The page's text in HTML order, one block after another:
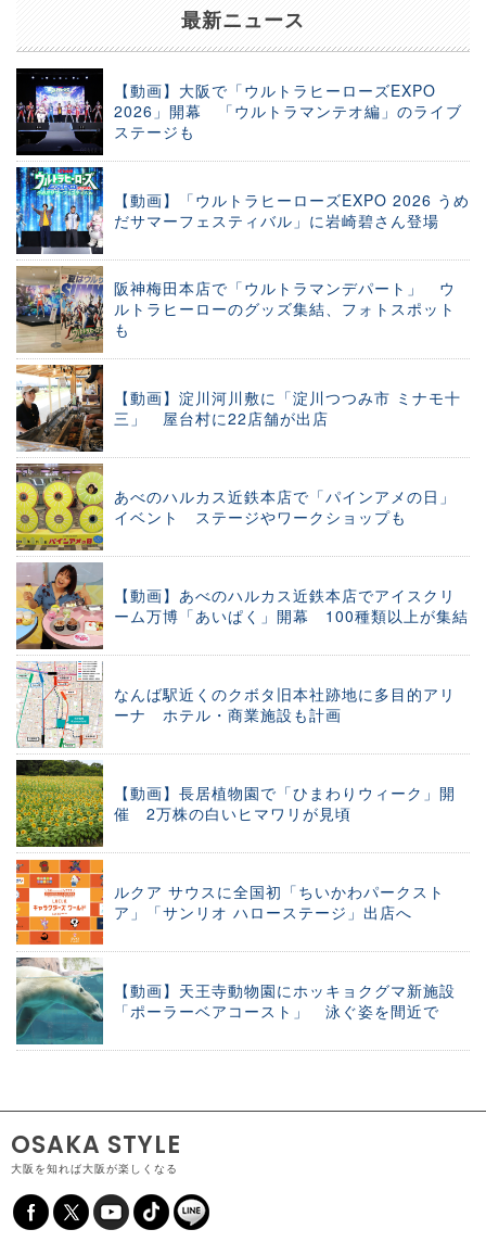
最新ニュース
【動画】大阪で「ウルトラヒーローズEXPO
2026」開幕 「ウルトラマンテオ編」のライブ
ステージも
【動画】「ウルトラヒーローズEXPO 2026 うめ
だサマーフェスティバル」に岩崎碧さん登場
阪神梅田本店で「ウルトラマンデパート」 ウ
ルトラヒーローのグッズ集結、フォトスポット
も
【動画】淀川河川敷に「淀川つつみ市 ミナモ十
三」 屋台村に22店舗が出店
あべのハルカス近鉄本店で「パインアメの日」
イベント ステージやワークショップも
【動画】あべのハルカス近鉄本店でアイスクリ
ーム万博「あいぱく」開幕 100種類以上が集結
なんば駅近くのクボタ旧本社跡地に多目的アリ
ーナ ホテル・商業施設も計画
【動画】長居植物園で「ひまわりウィーク」開
催 2万株の白いヒマワリが見頃
ルクア サウスに全国初「ちいかわパークスト
ア」「サンリオ ハローステージ」出店へ
【動画】天王寺動物園にホッキョクグマ新施設
「ポーラーベアコースト」 泳ぐ姿を間近で
OSAKA STYLE
大阪を知れば大阪が楽しくなる